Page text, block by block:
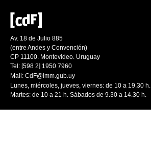
Av. 18 de Julio 885
(entre Andes y Convención)
CP 11100. Montevideo. Uruguay
Tel: [598 2] 1950 7960
Mail: CdF@imm.gub.uy
Lunes, miércoles, jueves, viernes: de 10 a 19.30 h.
Martes: de 10 a 21 h. Sábados de 9.30 a 14.30 h.